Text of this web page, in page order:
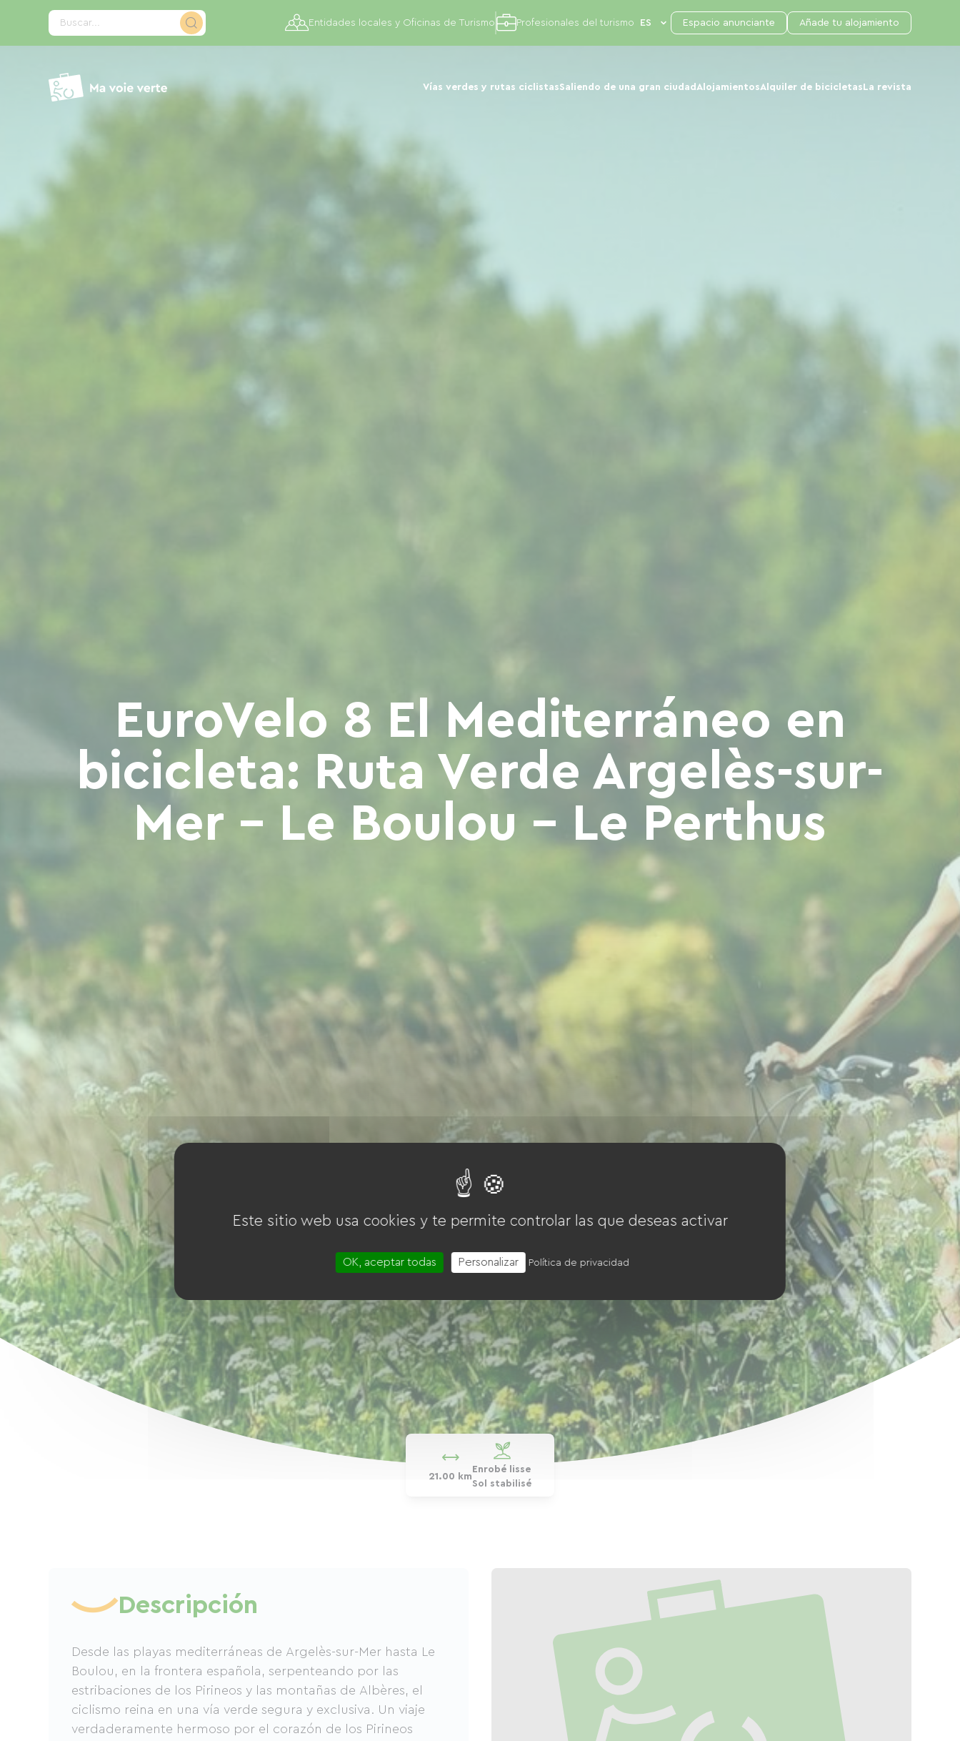
Buscar...
Vías verdes y rutas ciclistasSaliendo de una gran ciudad AlojamientosAlquiler de bicicletas La revista
Entidades locales y Oficinas de Turismo Profesionales del turismo Espacio anunciante Añade tu alojamiento
EuroVelo 8 El Mediterráneo en
bicicleta: Ruta Verde Argelès-sur-
Mer - Le Boulou - Le Perthus
21.00 km
Enrobé lisse
Sol stabilisé
Descripción
Desde las playas mediterráneas de Argelès-sur-Mer hasta Le
Boulou, en la frontera española, serpenteando por las
estribaciones de los Pirineos y las montañas de Albères, el
ciclismo reina en una vía verde segura y exclusiva. Un viaje
verdaderamente hermoso por el corazón de los Pirineos
Panel de gestión de cookies
Este sitio web usa cookies y te permite controlar las que deseas activar
OK, aceptar todas Personalizar Política de privacidad